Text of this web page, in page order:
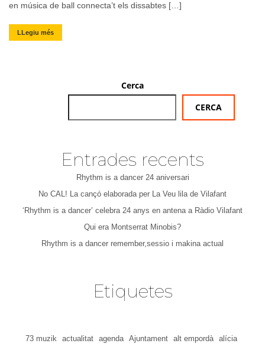
en música de ball connecta’t els dissabtes […]
LLegiu més
Cerca
CERCA
Entrades recents
Rhythm is a dancer 24 aniversari
No CAL! La cançó elaborada per La Veu lila de Vilafant
‘Rhythm is a dancer’ celebra 24 anys en antena a Ràdio Vilafant
Qui era Montserrat Minobis?
Rhythm is a dancer remember,sessio i makina actual
Etiquetes
73 muzik actualitat agenda Ajuntament alt empordà
alícia